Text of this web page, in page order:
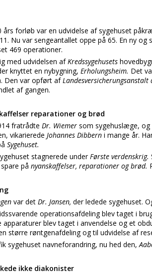
års forløb var en udvidelse af sygehuset
Nu var sengeantallet oppe på 65. En ny
469 operationer.
med udvidelsen afKredssygehusets
knyttet en nybygning, Erholungsheim. Det
Den var opført afLandesversicherungsanstalt
af gangen.
reparationer og brød
fratrådte Dr. Wiemer som sygehuslæge, og
vikarierede Johannes Dibbern i mange år.
Sygehuset.
stagnerede underFørste verdenskrig.
på nyanskaffelser, reparationer og brød.
var det Dr. Jansen, der ledede sygehuset.
operationsafdeling blev taget i
apparaturer blev taget i anvendelse og et
større røntgenafdeling og til udvidelse af
sygehuset navneforandring, nu hed den,
ikke diakonister